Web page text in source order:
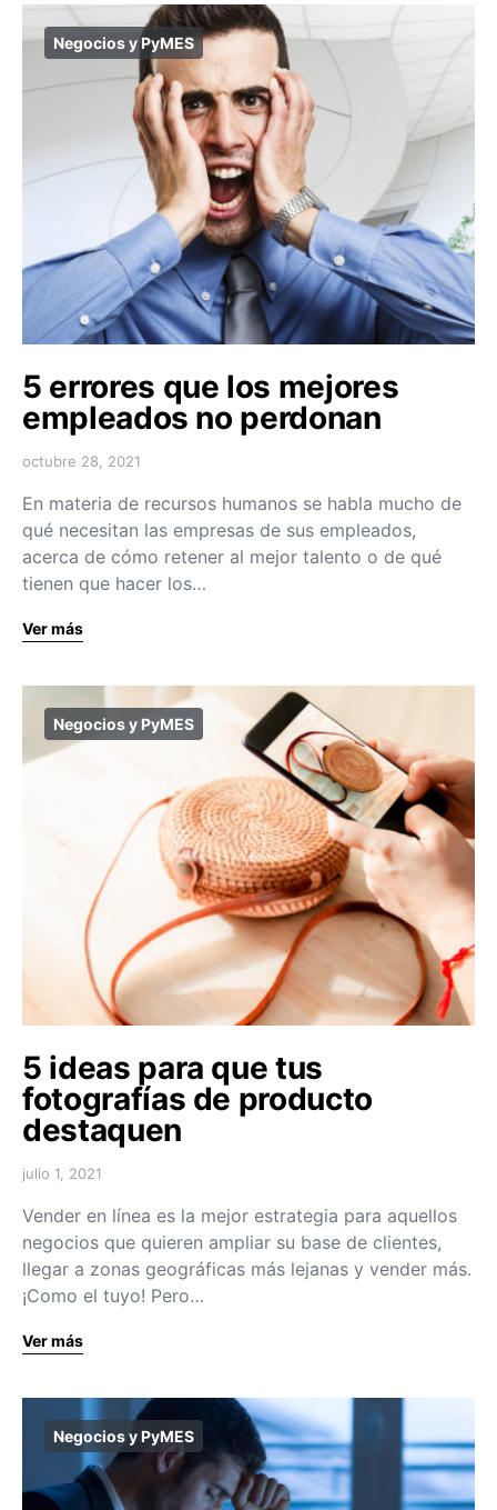
Negocios y PyMES
5 errores que los mejores
empleados no perdonan
octubre 28, 2021
En materia de recursos humanos se habla mucho de
qué necesitan las empresas de sus empleados,
acerca de cómo retener al mejor talento o de qué
tienen que hacer los…
Ver más
Negocios y PyMES
5 ideas para que tus
fotografías de producto
destaquen
julio 1, 2021
Vender en línea es la mejor estrategia para aquellos
negocios que quieren ampliar su base de clientes,
llegar a zonas geográficas más lejanas y vender más.
¡Como el tuyo! Pero…
Ver más
Negocios y PyMES